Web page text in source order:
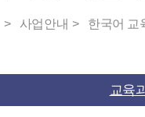
사업안내 한국어 교
교육